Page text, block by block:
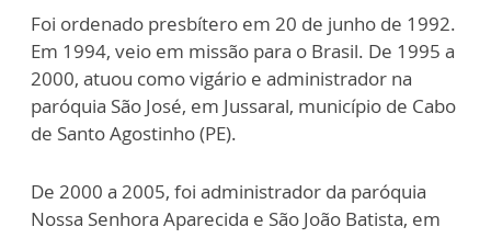
Foi ordenado presbítero em 20 de junho de 1992.
Em 1994, veio em missão para o Brasil. De 1995 a
2000, atuou como vigário e administrador na
paróquia São José, em Jussaral, município de Cabo
de Santo Agostinho (PE).
De 2000 a 2005, foi administrador da paróquia
Nossa Senhora Aparecida e São João Batista, em